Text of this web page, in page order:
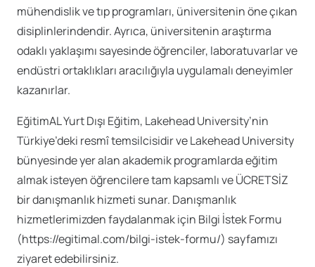
mühendislik ve tıp programları, üniversitenin öne çıkan
disiplinlerindendir. Ayrıca, üniversitenin araştırma
odaklı yaklaşımı sayesinde öğrenciler, laboratuvarlar ve
endüstri ortaklıkları aracılığıyla uygulamalı deneyimler
kazanırlar.
EğitimAL Yurt Dışı Eğitim, Lakehead University’nin
Türkiye’deki resmî temsilcisidir ve Lakehead University
bünyesinde yer alan akademik programlarda eğitim
almak isteyen öğrencilere tam kapsamlı ve ÜCRETSİZ
bir danışmanlık hizmeti sunar. Danışmanlık
hizmetlerimizden faydalanmak için Bilgi İstek Formu
(https://egitimal.com/bilgi-istek-formu/) sayfamızı
ziyaret edebilirsiniz.